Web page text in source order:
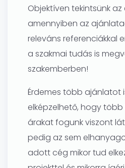
Objektíven tekintsünk
amennyiben az
releváns referenciákkal
a szakmai tudás is
szakemberben!
Érdemes több ajánlatot
elképzelhető, hogy
árakat fogunk viszont
pedig az sem
adott cég mikor tud